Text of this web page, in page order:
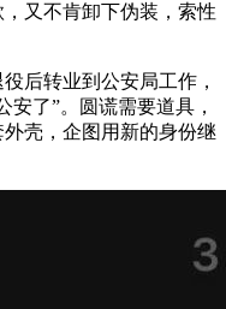
又不肯卸下伪装，索性
转业到公安局工作，
了”。圆谎需要道具，
壳，企图用新的身份继